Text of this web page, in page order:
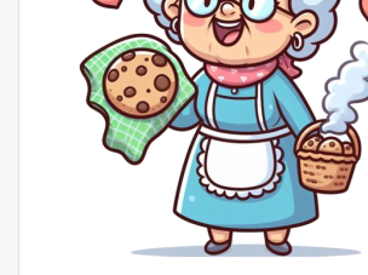
Bereits seit über 25 Jahren
der Reparatur von Garten-, Winter-
+43 512 30 25 03
H+S Technik GmbH, Landesstraße